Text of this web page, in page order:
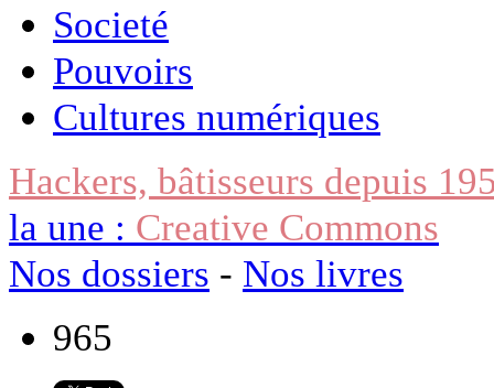
Societé
Pouvoirs
Cultures numériques
Hackers, bâtisseurs depuis
la une : Creative Commons
Nos dossiers - Nos livres
965